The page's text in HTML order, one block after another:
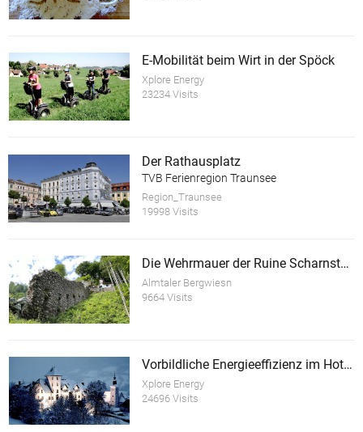
E-Mobilität beim Wirt in der Spöck
Xplore Energy
23234 Visits
Der Rathausplatz
TVB Ferienregion Traunsee
Region_Traunsee
19998 Visits
Die Wehrmauer der Ruine Scharnstein
Almtaler Bergwiesn
9664 Visits
Vorbildliche Energieeffizienz im Hotel Schloss Thannegg
Xplore Energy
24696 Visits